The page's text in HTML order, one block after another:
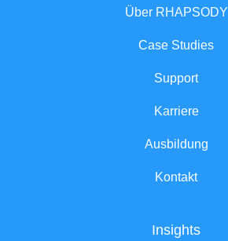
Über RHAPSODY
Case Studies
Support
Karriere
Ausbildung
Kontakt
Insights